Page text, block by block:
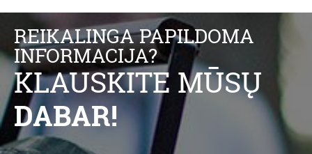
REIKALINGA PAPILDOMA
INFORMACIJA?
KLAUSKITE MŪSŲ
DABAR!